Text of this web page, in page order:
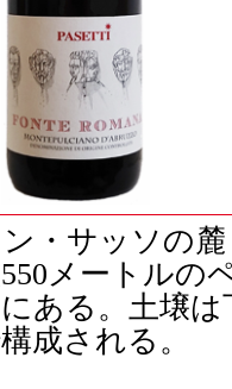
・サッソの
メートルの
ある。土壌
成される。